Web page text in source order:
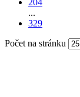
204
...
329
Počet na stránku